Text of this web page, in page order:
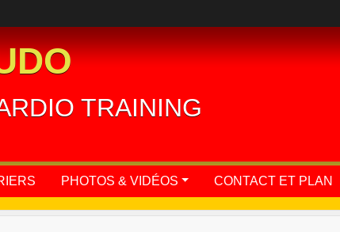
TRAINING
PHOTOS & VIDÉOS CONTACT ET PLAN